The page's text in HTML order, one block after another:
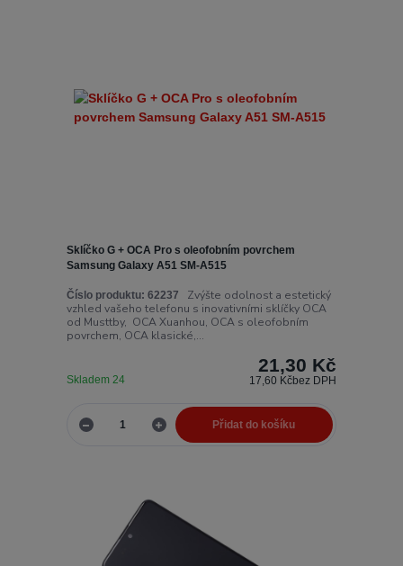
Sklíčko G + OCA Pro s oleofobním povrchem
Samsung Galaxy A51 SM-A515
Číslo produktu: 62237
Zvýšte odolnost a estetický
vzhled vašeho telefonu s inovativními sklíčky OCA
od Musttby, OCA Xuanhou, OCA s oleofobním
povrchem, OCA klasické,...
21,30 Kč
17,60 Kčbez DPH
Skladem 24
Přidat do košíku